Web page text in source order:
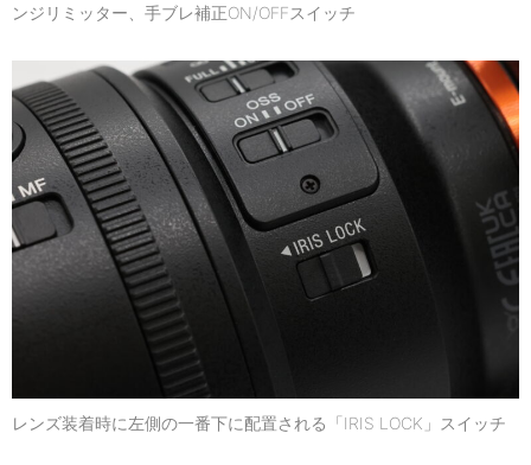
ンジリミッター、手ブレ補正ON/OFFスイッチ
レンズ装着時に左側の一番下に配置される「IRIS LOCK」スイッチ